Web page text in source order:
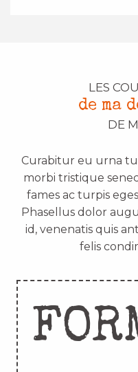
LES
de ma
DE
Curabitur eu urna
morbi tristique
fames ac turpis
Phasellus dolor
id, venenatis quis
felis